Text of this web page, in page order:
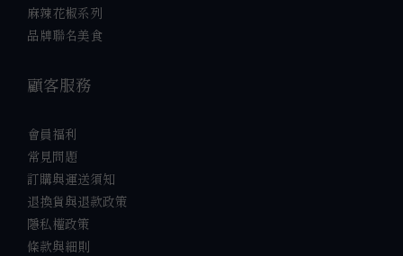
麻辣花椒系列
品牌聯名美食
顧客服務
會員福利
常見問題
訂購與運送須知
退換貨與退款政策
隱私權政策
條款與細則